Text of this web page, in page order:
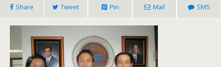
Share Tweet Pin Mail SMS